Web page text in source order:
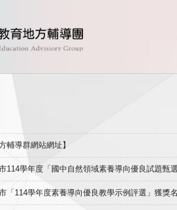
方輔導群網站網址】
114學年度「國中自然領域素養導向優良試題甄
「114學年度素養導向優良教學示例評選」獲獎